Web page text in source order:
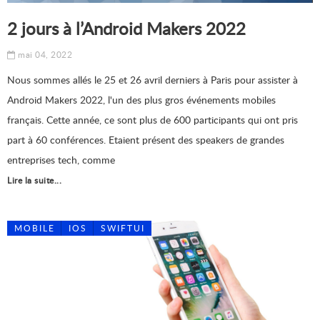
2 jours à l’Android Makers 2022
mai 04, 2022
Nous sommes allés le 25 et 26 avril derniers à Paris pour assister à
Android Makers 2022, l'un des plus gros événements mobiles
français. Cette année, ce sont plus de 600 participants qui ont pris
part à 60 conférences. Etaient présent des speakers de grandes
entreprises tech, comme
Lire la suite...
MOBILE IOS SWIFTUI